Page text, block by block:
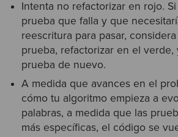
Intenta no refactorizar en rojo.
prueba que falla y que
reescritura para pasar,
prueba, refactorizar en el
prueba de nuevo.
A medida que avances en el
cómo tu algoritmo empieza a
palabras, a medida que las
más específicas, el código se